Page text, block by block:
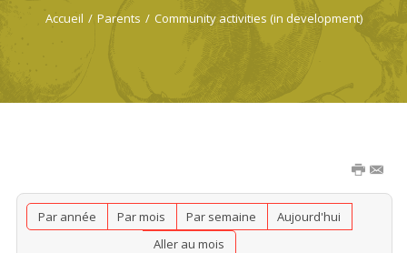
Accueil / Parents / Community activities (in development)
Par année Par mois Par semaine
Aujourd'hui
Aller au mois